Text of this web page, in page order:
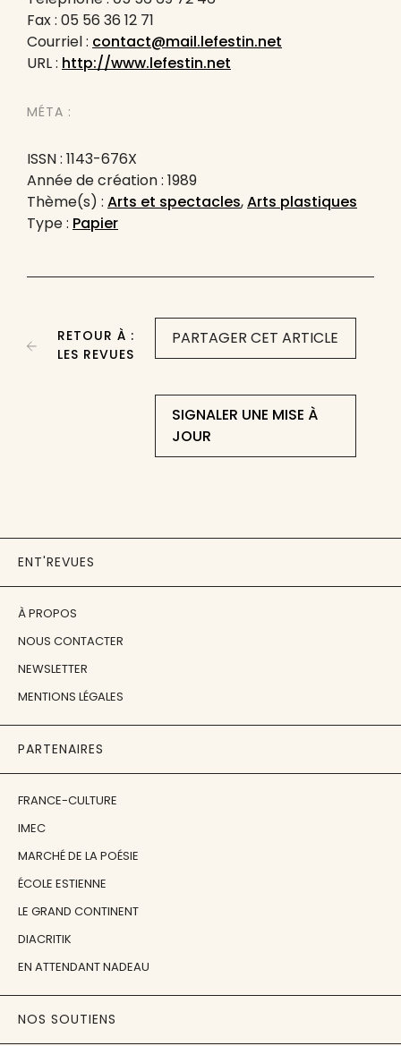
Fax : 05 56 36 12 71
Courriel : contact@mail.lefestin.net
URL : http://www.lefestin.net
MÉTA :
ISSN : 1143-676X
Année de création : 1989
Thème(s) : Arts et spectacles,Arts plastiques
Type : Papier
PARTAGER CET ARTICLE
SIGNALER UNE MISE À
JOUR
RETOUR À :
LES REVUES
ENT'REVUES
À PROPOS
NOUS CONTACTER
NEWSLETTER
MENTIONS LÉGALES
PARTENAIRES
FRANCE-CULTURE
IMEC
MARCHÉ DE LA POÉSIE
ÉCOLE ESTIENNE
LE GRAND CONTINENT
DIACRITIK
EN ATTENDANT NADEAU
NOS SOUTIENS